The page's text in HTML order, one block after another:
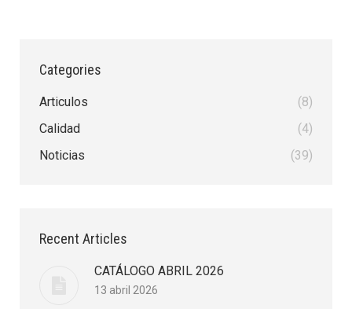
Categories
Articulos
(8)
Calidad
(4)
Noticias
(39)
Recent Articles
CATÁLOGO ABRIL 2026
13 abril 2026